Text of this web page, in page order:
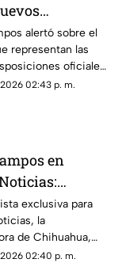
Alerta
sancionar a
críticos y
libertad de
alertó sobre el
representan las
oficiales,
utilizarse
02:43 p. m.
en
que nuevos
del
Federal
la libertad
exclusiva para
la
de Chihuahua,
alzó la voz
02:40 p. m.